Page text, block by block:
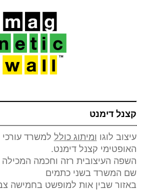
קצנל דימנט
עיצוב לוגו ומיתוג כולל למשרד עורכי
האופטימי קצנל דימנט.
השפה העיצובית רזה וחכמה המכילה
שם המשרד בשני כתמים
באזור שבין אות למופשט בחמישה